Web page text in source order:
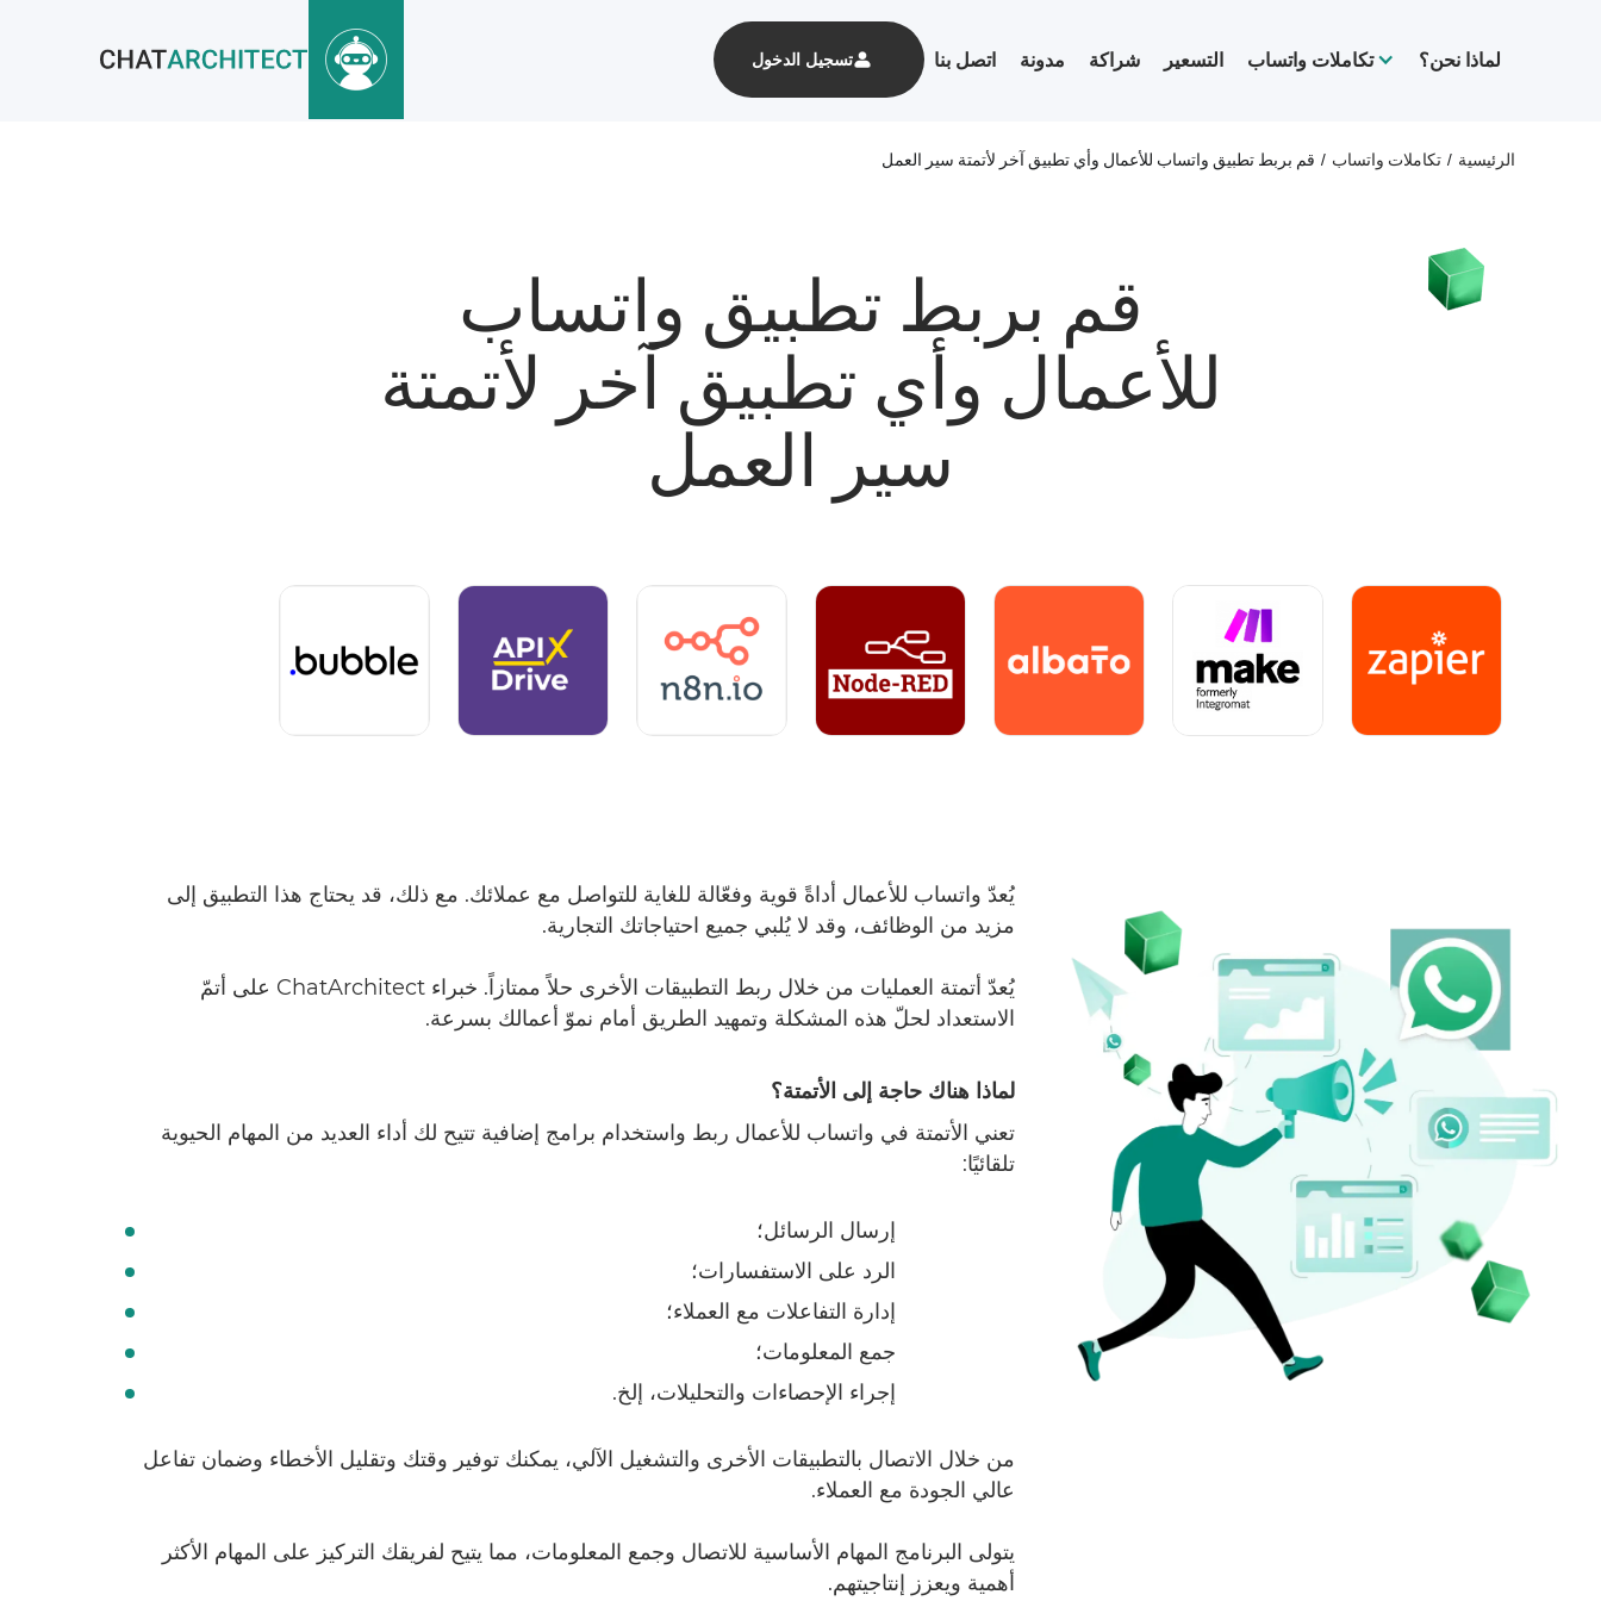
لماذا نحن؟ تكاملات واتساب التسعير شراكة مدونة اتصل بنا تسجيل الدخول
الرئيسية / تكاملات واتساب / قم بربط تطبيق واتساب للأعمال وأي تطبيق آخر لأتمتة سير العمل
قم بربط تطبيق واتساب
للأعمال وأي تطبيق آخر لأتمتة
سير العمل
يُعدّ واتساب للأعمال أداةً قوية وفعّالة للغاية للتواصل مع عملائك. مع ذلك، قد يحتاج هذا التطبيق إلى
مزيد من الوظائف، وقد لا يُلبي جميع احتياجاتك التجارية.
يُعدّ أتمتة العمليات من خلال ربط التطبيقات الأخرى حلاً ممتازاً. خبراء ChatArchitect على أتمّ
الاستعداد لحلّ هذه المشكلة وتمهيد الطريق أمام نموّ أعمالك بسرعة.
لماذا هناك حاجة إلى الأتمتة؟
تعني الأتمتة في واتساب للأعمال ربط واستخدام برامج إضافية تتيح لك أداء العديد من المهام الحيوية
تلقائيًا:
إرسال الرسائل؛
الرد على الاستفسارات؛
إدارة التفاعلات مع العملاء؛
جمع المعلومات؛
إجراء الإحصاءات والتحليلات، إلخ.
من خلال الاتصال بالتطبيقات الأخرى والتشغيل الآلي، يمكنك توفير وقتك وتقليل الأخطاء وضمان تفاعل
عالي الجودة مع العملاء.
يتولى البرنامج المهام الأساسية للاتصال وجمع المعلومات، مما يتيح لفريقك التركيز على المهام الأكثر
أهمية ويعزز إنتاجيتهم.